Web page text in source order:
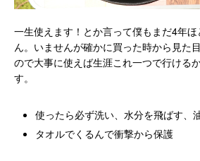
一生使えます！とか言って僕もまだ4年
ん。いませんが確かに買った時から見た
ので大事に使えば生涯これ一つで行ける
す。
使ったら必ず洗い、水分を飛ばす、
タオルでくるんで衝撃から保護